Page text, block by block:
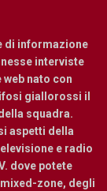
di informazione
interviste
nato con
giallorossi il
squadra.
aspetti della
e radio
dove potete
zone, degli